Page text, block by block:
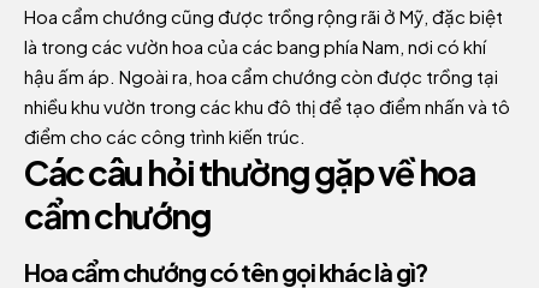
Hoa cẩm chướng cũng được trồng rộng rãi ở Mỹ, đặc biệt
là trong các vườn hoa của các bang phía Nam, nơi có khí
hậu ấm áp. Ngoài ra, hoa cẩm chướng còn được trồng tại
nhiều khu vườn trong các khu đô thị để tạo điểm nhấn và tô
điểm cho các công trình kiến trúc.
Các câu hỏi thường gặp về hoa
cẩm chướng
Hoa cẩm chướng có tên gọi khác là gì?